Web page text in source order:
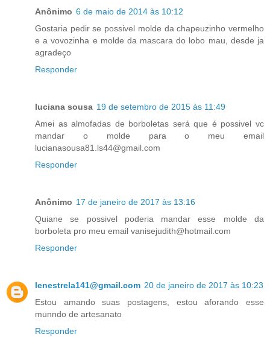
Anônimo 6 de maio de 2014 às 10:12
Gostaria pedir se possivel molde da chapeuzinho vermelho
e a vovozinha e molde da mascara do lobo mau, desde ja
agradeço
Responder
luciana sousa 19 de setembro de 2015 às 11:49
Amei as almofadas de borboletas será que é possivel vc
mandar o molde para o meu email
lucianasousa81.ls44@gmail.com
Responder
Anônimo 17 de janeiro de 2017 às 13:16
Quiane se possivel poderia mandar esse molde da
borboleta pro meu email vanisejudith@hotmail.com
Responder
lenestrela141@gmail.com 20 de janeiro de 2017 às 10:23
Estou amando suas postagens, estou aforando esse
munndo de artesanato
Responder